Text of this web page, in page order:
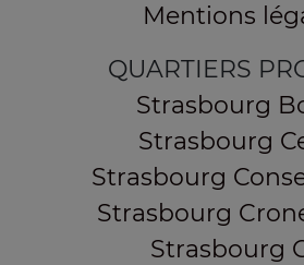
Mentions
QUARTIERS
Strasbourg
Strasbourg
Strasbourg
Strasbourg
Strasbourg